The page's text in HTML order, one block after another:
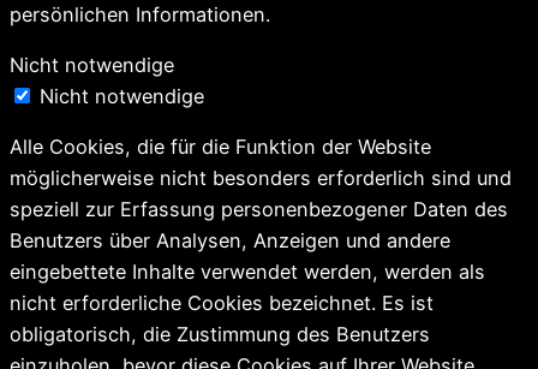
persönlichen Informationen.
Nicht notwendige
Nicht notwendige
Alle Cookies, die für die Funktion der Website
möglicherweise nicht besonders erforderlich sind und
speziell zur Erfassung personenbezogener Daten des
Benutzers über Analysen, Anzeigen und andere
eingebettete Inhalte verwendet werden, werden als
nicht erforderliche Cookies bezeichnet. Es ist
obligatorisch, die Zustimmung des Benutzers